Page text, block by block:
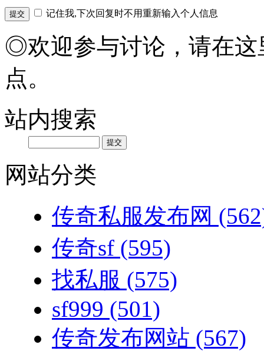
记住我,下次回复时不用重新输入个人信息
◎欢迎参与讨论，请在这
点。
站内搜索
网站分类
传奇私服发布网
传奇sf (595)
找私服 (575)
sf999 (501)
传奇发布网站 (567)